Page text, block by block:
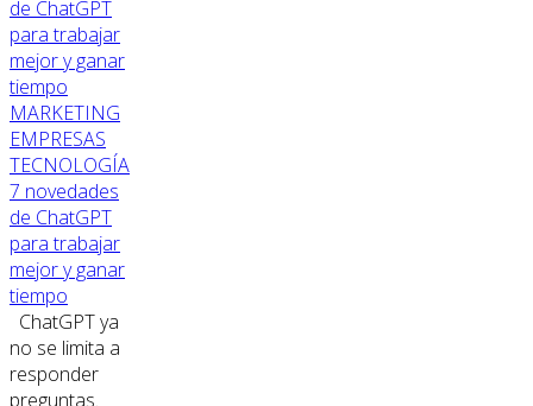
MARKETING
EMPRESAS
TECNOLOGÍA
7 novedades
de ChatGPT
para trabajar
mejor y ganar
tiempo
ChatGPT ya
no se limita a
responder
preguntas.